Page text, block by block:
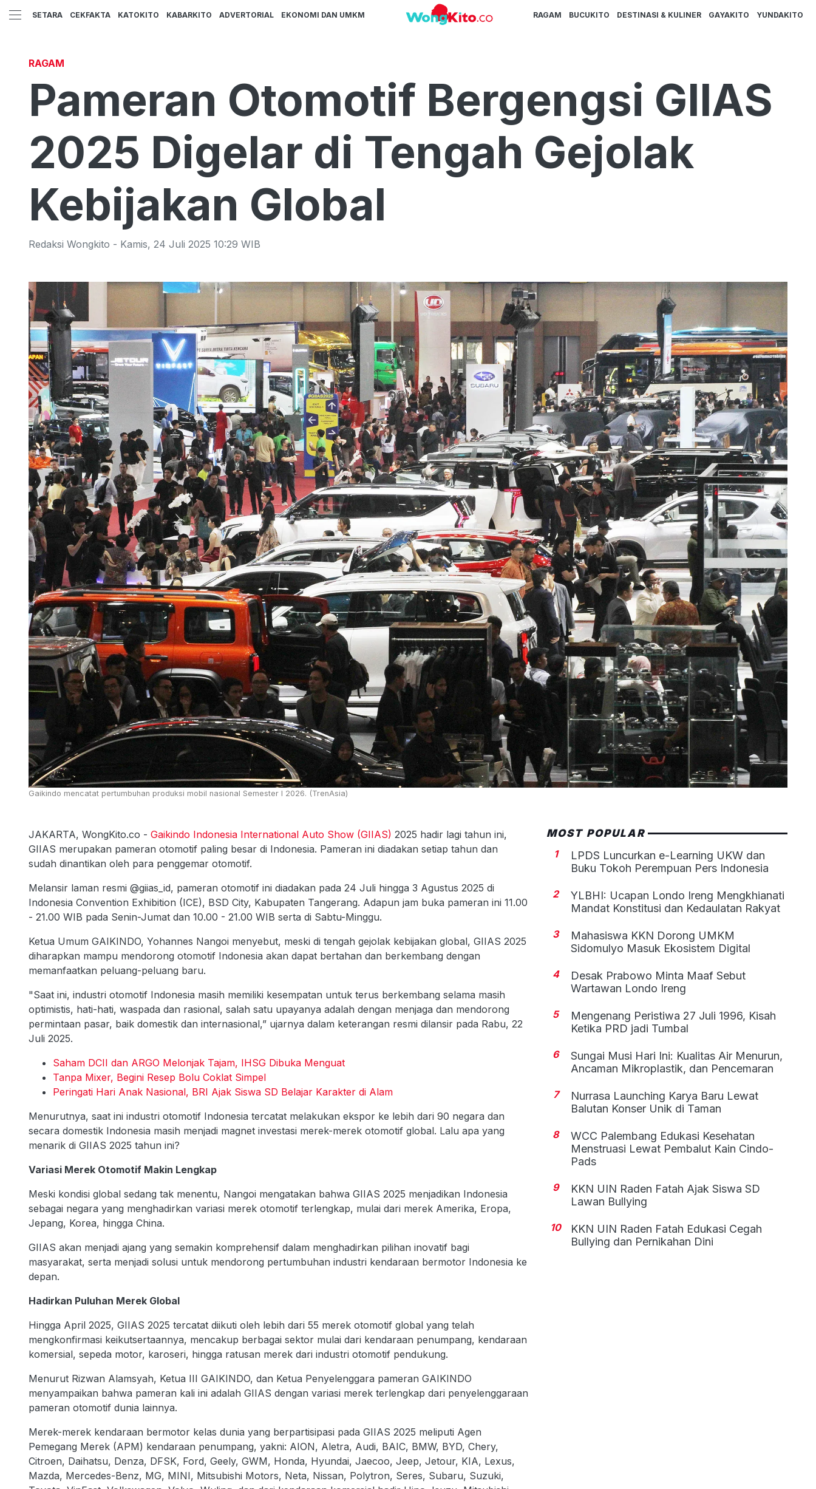
SETARA CEKFAKTA KATOKITO KABARKITO ADVERTORIAL EKONOMI DAN UMKM RAGAM BUCUKITO DESTINASI & KULINER GAYAKITO YUNDAKITO
RAGAM
Pameran Otomotif Bergengsi GIIAS
2025 Digelar di Tengah Gejolak
Kebijakan Global
Redaksi Wongkito - Kamis, 24 Juli 2025 10:29 WIB
Gaikindo mencatat pertumbuhan produksi mobil nasional Semester I 2026. (TrenAsia)
JAKARTA, WongKito.co - Gaikindo Indonesia International Auto Show (GIIAS) 2025 hadir lagi tahun ini,
GIIAS merupakan pameran otomotif paling besar di Indonesia. Pameran ini diadakan setiap tahun dan
sudah dinantikan oleh para penggemar otomotif.
Melansir laman resmi @giias_id, pameran otomotif ini diadakan pada 24 Juli hingga 3 Agustus 2025 di
Indonesia Convention Exhibition (ICE), BSD City, Kabupaten Tangerang. Adapun jam buka pameran ini 11.00
- 21.00 WIB pada Senin-Jumat dan 10.00 - 21.00 WIB serta di Sabtu-Minggu.
Ketua Umum GAIKINDO, Yohannes Nangoi menyebut, meski di tengah gejolak kebijakan global, GIIAS 2025
diharapkan mampu mendorong otomotif Indonesia akan dapat bertahan dan berkembang dengan
memanfaatkan peluang-peluang baru.
"Saat ini, industri otomotif Indonesia masih memiliki kesempatan untuk terus berkembang selama masih
optimistis, hati-hati, waspada dan rasional, salah satu upayanya adalah dengan menjaga dan mendorong
permintaan pasar, baik domestik dan internasional,” ujarnya dalam keterangan resmi dilansir pada Rabu, 22
Juli 2025.
Saham DCII dan ARGO Melonjak Tajam, IHSG Dibuka Menguat
Tanpa Mixer, Begini Resep Bolu Coklat Simpel
Peringati Hari Anak Nasional, BRI Ajak Siswa SD Belajar Karakter di Alam
Menurutnya, saat ini industri otomotif Indonesia tercatat melakukan ekspor ke lebih dari 90 negara dan
secara domestik Indonesia masih menjadi magnet investasi merek-merek otomotif global. Lalu apa yang
menarik di GIIAS 2025 tahun ini?
Variasi Merek Otomotif Makin Lengkap
Meski kondisi global sedang tak menentu, Nangoi mengatakan bahwa GIIAS 2025 menjadikan Indonesia
sebagai negara yang menghadirkan variasi merek otomotif terlengkap, mulai dari merek Amerika, Eropa,
Jepang, Korea, hingga China.
GIIAS akan menjadi ajang yang semakin komprehensif dalam menghadirkan pilihan inovatif bagi
masyarakat, serta menjadi solusi untuk mendorong pertumbuhan industri kendaraan bermotor Indonesia ke
depan.
Hadirkan Puluhan Merek Global
Hingga April 2025, GIIAS 2025 tercatat diikuti oleh lebih dari 55 merek otomotif global yang telah
mengkonfirmasi keikutsertaannya, mencakup berbagai sektor mulai dari kendaraan penumpang, kendaraan
komersial, sepeda motor, karoseri, hingga ratusan merek dari industri otomotif pendukung.
Menurut Rizwan Alamsyah, Ketua III GAIKINDO, dan Ketua Penyelenggara pameran GAIKINDO
menyampaikan bahwa pameran kali ini adalah GIIAS dengan variasi merek terlengkap dari penyelenggaraan
pameran otomotif dunia lainnya.
Merek-merek kendaraan bermotor kelas dunia yang berpartisipasi pada GIIAS 2025 meliputi Agen
Pemegang Merek (APM) kendaraan penumpang, yakni: AION, Aletra, Audi, BAIC, BMW, BYD, Chery,
Citroen, Daihatsu, Denza, DFSK, Ford, Geely, GWM, Honda, Hyundai, Jaecoo, Jeep, Jetour, KIA, Lexus,
Mazda, Mercedes-Benz, MG, MINI, Mitsubishi Motors, Neta, Nissan, Polytron, Seres, Subaru, Suzuki,
MOST POPULAR
1
LPDS Luncurkan e-Learning UKW dan
Buku Tokoh Perempuan Pers Indonesia
2
YLBHI: Ucapan Londo Ireng Mengkhianati
Mandat Konstitusi dan Kedaulatan Rakyat
3
Mahasiswa KKN Dorong UMKM
Sidomulyo Masuk Ekosistem Digital
4
Desak Prabowo Minta Maaf Sebut
Wartawan Londo Ireng
5
Mengenang Peristiwa 27 Juli 1996, Kisah
Ketika PRD jadi Tumbal
6
Sungai Musi Hari Ini: Kualitas Air Menurun,
Ancaman Mikroplastik, dan Pencemaran
7
Nurrasa Launching Karya Baru Lewat
Balutan Konser Unik di Taman
8
WCC Palembang Edukasi Kesehatan
Menstruasi Lewat Pembalut Kain Cindo-
Pads
9
KKN UIN Raden Fatah Ajak Siswa SD
Lawan Bullying
10
KKN UIN Raden Fatah Edukasi Cegah
Bullying dan Pernikahan Dini